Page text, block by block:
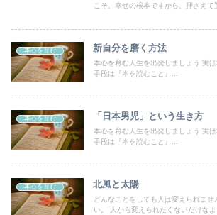
こそ、幸せの根本ですから、押さえて
本心を育む 新自分を磨く方法
本心を育む人生を出発しましょう 実
手段は『本を読むこと』...
本心を育む 「日本男児」という生き方
本心を育む人生を出発しましょう 実
手段は『本を読むこと』...
本心を育む 北風と太陽
どんなことをしても人は変えられま
い。 人から変えられたくないだけな